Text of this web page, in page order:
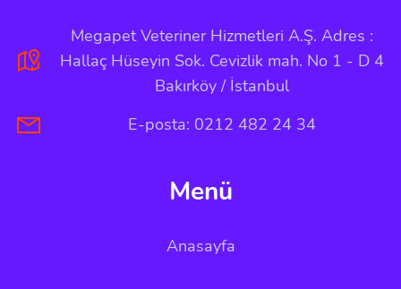
Megapet Veteriner Hizmetleri A.Ş. Adres :
Hallaç Hüseyin Sok. Cevizlik mah. No 1 - D 4
Bakırköy / İstanbul
E-posta: 0212 482 24 34
Menü
Anasayfa